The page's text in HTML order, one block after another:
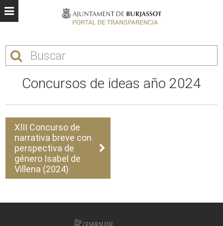
Concursos de ideas año 2024
XIII Concurso de
narrativa breve con
perspectiva de
género Isabel de
Villena (2024)